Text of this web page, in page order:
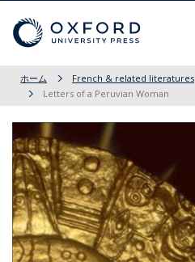
ホーム French & related literatures
Letters of a Peruvian Woman